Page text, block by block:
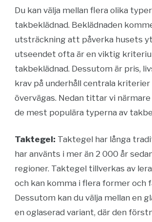
Du kan välja mellan flera olika
takbeklädnad. Beklädnaden
utsträckning att påverka husets
utseendet ofta är en viktig
takbeklädnad. Dessutom är pris,
krav på underhåll centrala
övervägas. Nedan tittar vi närmare
de mest populära typerna av
Taktegel: Taktegel har långa
har använts i mer än 2 000 år
regioner. Taktegel tillverkas av
och kan komma i flera former och
Dessutom kan du välja mellan en
en oglaserad variant, där den